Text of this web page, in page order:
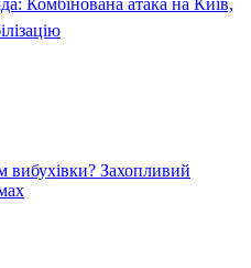
вибухівки? Захопливий